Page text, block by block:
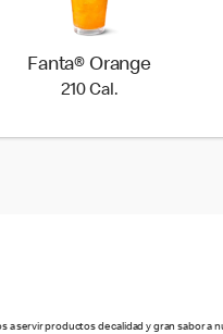
Fanta® Orange
210 Cal.210 Cal.
a servir productos de calidad y gran sabor a